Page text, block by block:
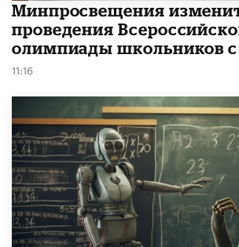
Минпросвещения
проведения
олимпиады школьников с
11:16